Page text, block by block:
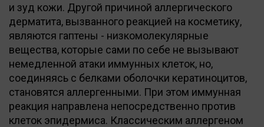
и зуд кожи. Другой причиной аллергического
дерматита, вызванного реакцией на косметику,
являются гаптены - низкомолекулярные
вещества, которые сами по себе не вызывают
немедленной атаки иммунных клеток, но,
соединяясь с белками оболочки кератиноцитов,
становятся аллергенными. При этом иммунная
реакция направлена непосредственно против
клеток эпидермиса. Классическим аллергеном